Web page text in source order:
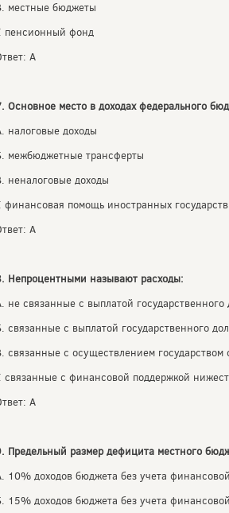
местные бюджеты
пенсионный фонд
А
Основное место в доходах федерального
налоговые доходы
межбюджетные трансферты
неналоговые доходы
финансовая помощь иностранных государств
А
Непроцентными называют расходы:
не связанные с выплатой государственного
связанные с выплатой государственного
связанные с осуществлением государством
связанные с финансовой поддержкой
А
Предельный размер дефицита местного
10% доходов бюджета без учета
15% доходов бюджета без учета